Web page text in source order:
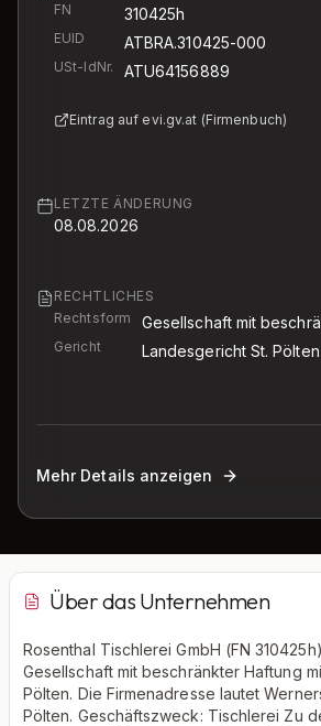
FN
310425h
EUID ATBRA.310425-000
USt-IdNr. ATU64156889
Eintrag auf evi.gv.at (Firmenbuch)
LETZTE ÄNDERUNG
08.08.2026
RECHTLICHES
Rechtsform
Gesellschaft mit
Gericht Landesgericht St. Pölten
Mehr Details anzeigen
Über das Unternehmen
Rosenthal Tischlerei GmbH (FN
Gesellschaft mit beschränkter Haftung
Pölten. Die Firmenadresse lautet
Pölten. Geschäftszweck: Tischlerei Zu